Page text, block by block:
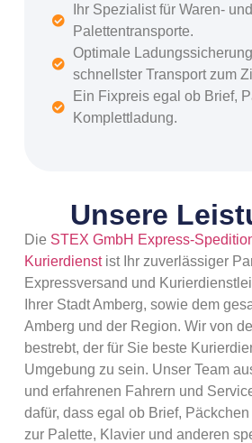
Unsere
Die STEX GmbH Express-
Kurierdienstist Ihr zuverlässiger
Expressversand und
Ihrer Stadt Amberg, sowie dem
Amberg und der Region. Wir von
bestrebt, der für Sie beste
Umgebung zu sein. Unser Team
und erfahrenen Fahrern und
dafür, dass egal ob Brief,
zur Palette, Klavier und anderen
Ihr Spezialist für Waren- und
Palettentransporte.
Optimale
schnellster Transport zum
Ein Fixpreis egal ob Brief,
Komplettladung.